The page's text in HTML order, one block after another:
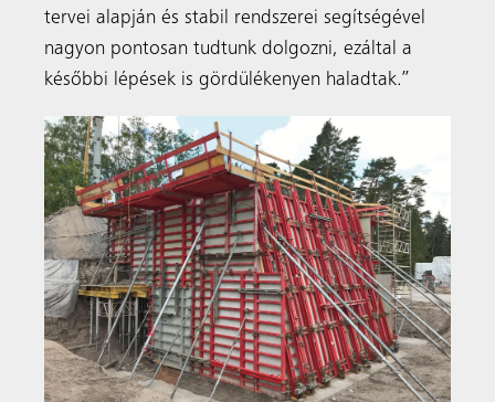
tervei alapján és stabil rendszerei segítségével
nagyon pontosan tudtunk dolgozni, ezáltal a
későbbi lépések is gördülékenyen haladtak.”